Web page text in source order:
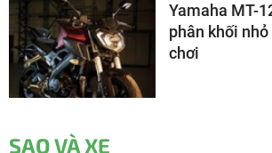
Yamaha MT-
phân khối
chơi
SAO VÀ XE